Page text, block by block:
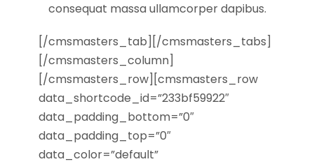
consequat massa ullamcorper dapibus.
[/cmsmasters_tab][/cmsmasters_tabs]
[/cmsmasters_column]
[/cmsmasters_row][cmsmasters_row
data_shortcode_id=”233bf59922″
data_padding_bottom=”0″
data_padding_top=”0″
data_color=”default”